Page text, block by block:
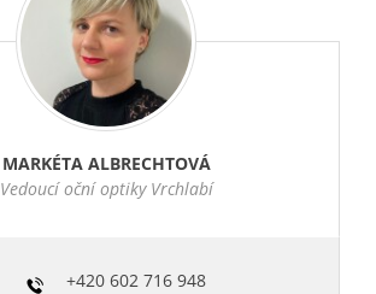
MARKÉTA ALBRECHTOVÁ
Vedoucí oční optiky Vrchlabí
+420 602 716 948